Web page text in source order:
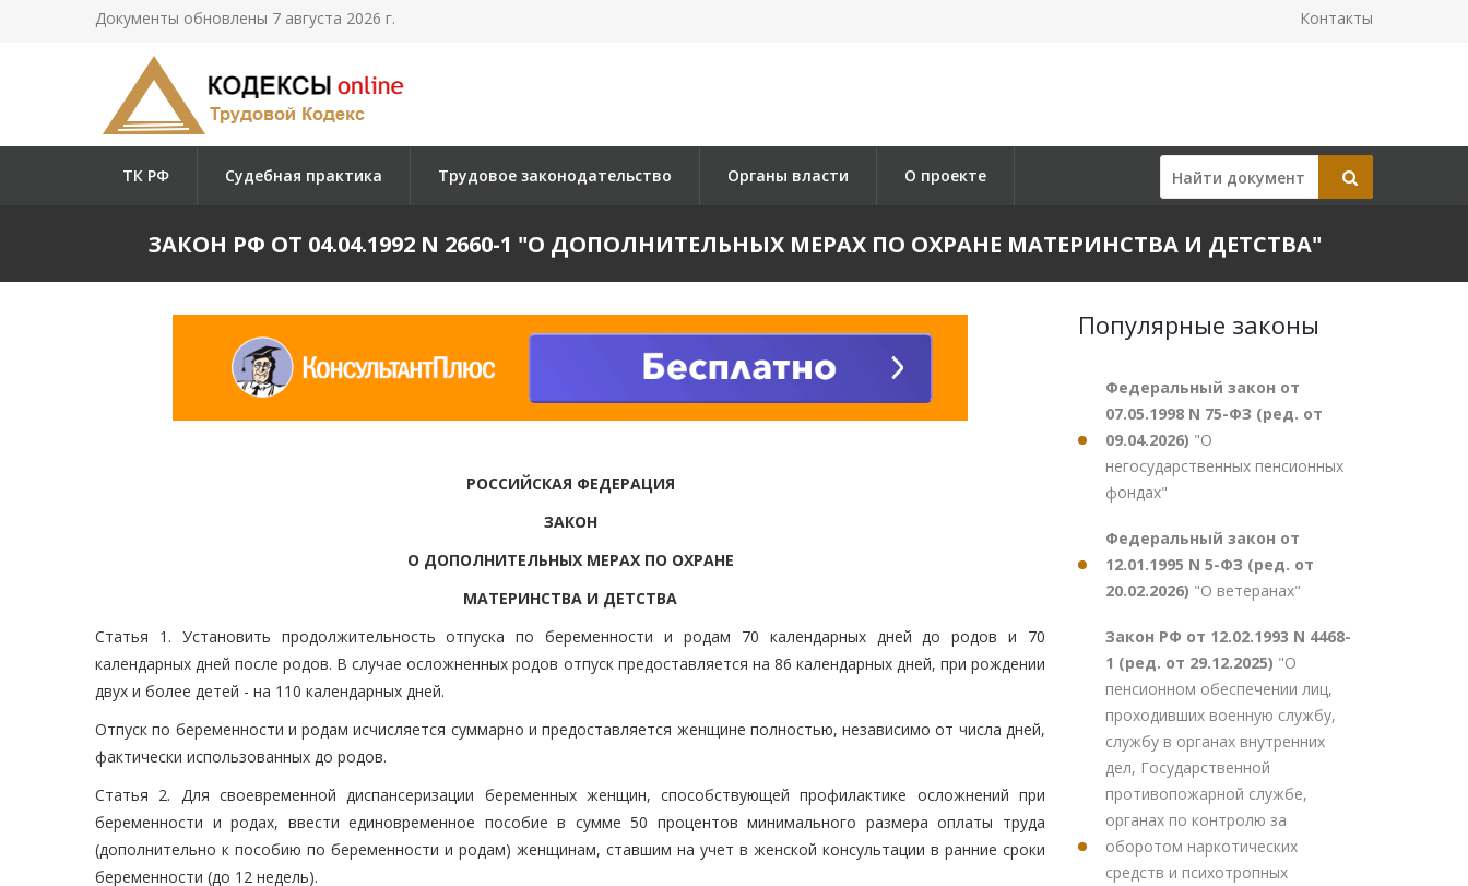
Документы обновлены 7 августа 2026 г. Контакты
ТК РФ Судебная практика Трудовое законодательство Органы власти О проекте
ЗАКОН РФ ОТ 04.04.1992 N 2660-1 "О ДОПОЛНИТЕЛЬНЫХ МЕРАХ ПО ОХРАНЕ МАТЕРИНСТВА И ДЕТСТВА"
РОССИЙСКАЯ ФЕДЕРАЦИЯ
ЗАКОН
О ДОПОЛНИТЕЛЬНЫХ МЕРАХ ПО ОХРАНЕ
МАТЕРИНСТВА И ДЕТСТВА
Статья 1. Установить продолжительность отпуска по беременности и родам 70 календарных дней до родов и 70
календарных дней после родов. В случае осложненных родов отпуск предоставляется на 86 календарных дней, при рождении
двух и более детей - на 110 календарных дней.
Отпуск по беременности и родам исчисляется суммарно и предоставляется женщине полностью, независимо от числа дней,
фактически использованных до родов.
Статья 2. Для своевременной диспансеризации беременных женщин, способствующей профилактике осложнений при
беременности и родах, ввести единовременное пособие в сумме 50 процентов минимального размера оплаты труда
(дополнительно к пособию по беременности и родам) женщинам, ставшим на учет в женской консультации в ранние сроки
беременности (до 12 недель).
Популярные законы
Федеральный закон от
07.05.1998 N 75-ФЗ (ред. от
09.04.2026) "О
негосударственных пенсионных
фондах"
Федеральный закон от
12.01.1995 N 5-ФЗ (ред. от
20.02.2026) "О ветеранах"
Закон РФ от 12.02.1993 N 4468-
1 (ред. от 29.12.2025) "О
пенсионном обеспечении лиц,
проходивших военную службу,
службу в органах внутренних
дел, Государственной
противопожарной службе,
органах по контролю за
оборотом наркотических
средств и психотропных